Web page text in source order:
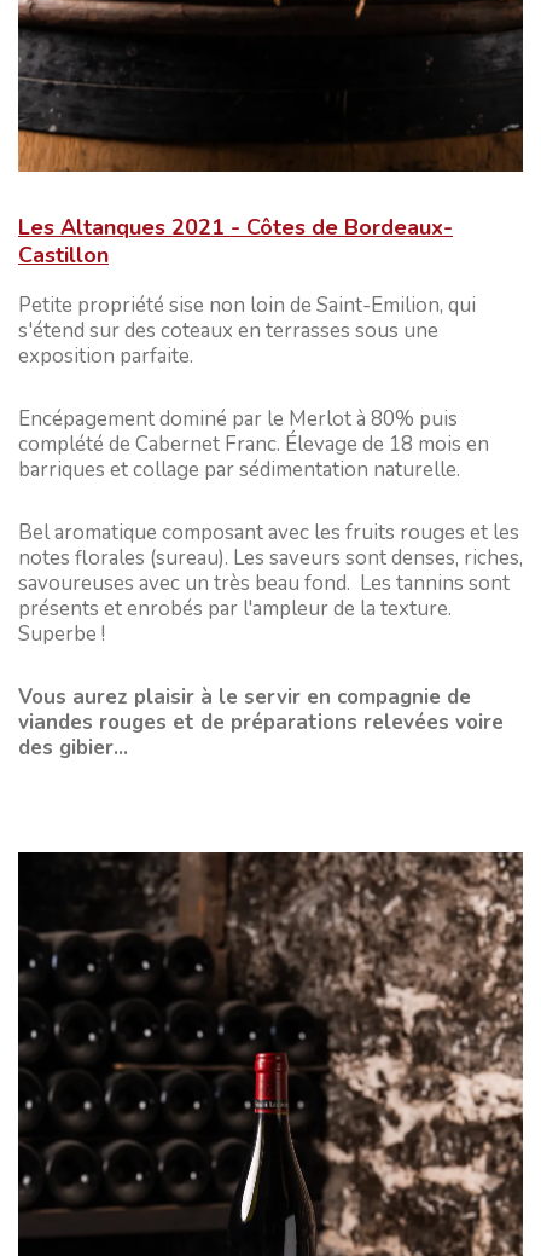
Les Altanques 2021 - Côtes de Bordeaux-
Castillon
Petite propriété sise non loin de Saint-Emilion, qui
s'étend sur des coteaux en terrasses sous une
exposition parfaite.
Encépagement dominé par le Merlot à 80% puis
complété de Cabernet Franc. Élevage de 18 mois en
barriques et collage par sédimentation naturelle.
Bel aromatique composant avec les fruits rouges et les
notes florales (sureau). Les saveurs sont denses, riches,
savoureuses avec un très beau fond. Les tannins sont
présents et enrobés par l'ampleur de la texture.
Superbe !
Vous aurez plaisir à le servir en compagnie de
viandes rouges et de préparations relevées voire
des gibier...